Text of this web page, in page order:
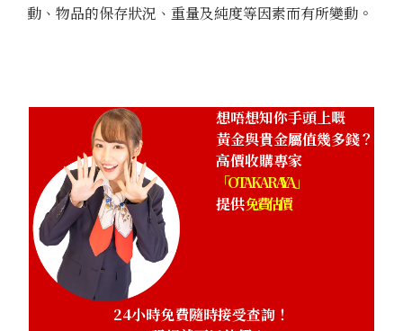
動、物品的保存狀況、重量及純度等因素而有所變動。
想唔想知你手頭上嘅
黃金與貴金屬值幾多錢？
高價收購專家
「OTAKARAYA」
提供免費估價
24小時免費隨時接受查詢！